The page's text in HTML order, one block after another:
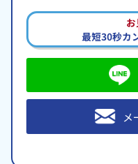
最短30秒カ
メ